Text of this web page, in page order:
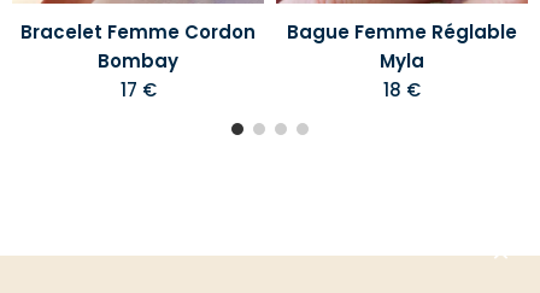
Bracelet Femme Cordon
Bombay
17 €
Bague Femme Réglable
Myla
18 €